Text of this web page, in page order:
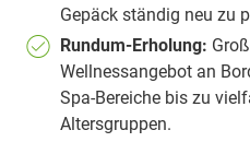
Gepäck ständig neu zu
Rundum-Erholung:
Wellnessangebot an
Spa-Bereiche bis zu
Altersgruppen.